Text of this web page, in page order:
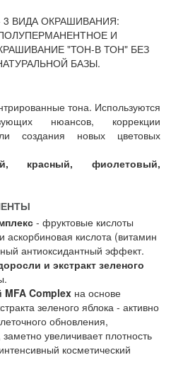
ВИДА ОКРАШИВАНИЯ:
И
"ТОН-В ТОН" БЕЗ
БАЗЫ.
тона. Используются
нюансов, коррекции
создания новых цветовых
красный, фиолетовый,
- фруктовые кислоты
кислота (витамин
антиоксидантный эффект.
и экстракт зеленого
Complex на основе
зеленого яблока - активно
обновления,
заметно увеличивает плотность
косметический